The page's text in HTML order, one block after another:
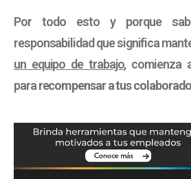
Por todo esto y porque
responsabilidad que significa
un equipo de trabajo, comienza
pararecompensar a tus